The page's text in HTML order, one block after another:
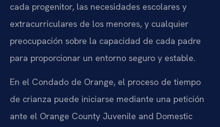
cada progenitor, las necesidades escolares y
extracurriculares de los menores, y cualquier
preocupación sobre la capacidad de cada padre
para proporcionar un entorno seguro y estable.
En el Condado de Orange, el proceso de tiempo
de crianza puede iniciarse mediante una petición
ante el Orange County Juvenile and Domestic